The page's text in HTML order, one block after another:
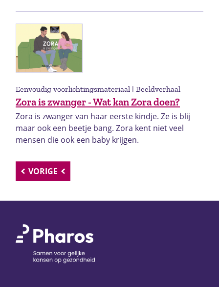
Zora is zwanger - Wat kan Zora doen?
Eenvoudig voorlichtingsmateriaal | Beeldverhaal
Zora is zwanger van haar eerste kindje. Ze is blij
maar ook een beetje bang. Zora kent niet veel
mensen die ook een baby krijgen.
VORIGE